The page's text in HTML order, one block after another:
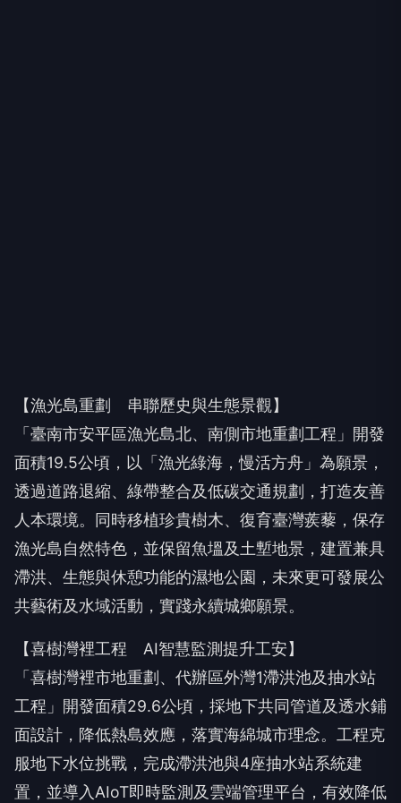
【漁光島重劃 串聯歷史與生態景觀】
「臺南市安平區漁光島北、南側市地重劃工程」開發
面積19.5公頃，以「漁光綠海，慢活方舟」為願景，
透過道路退縮、綠帶整合及低碳交通規劃，打造友善
人本環境。同時移植珍貴樹木、復育臺灣蒺藜，保存
漁光島自然特色，並保留魚塭及土塹地景，建置兼具
滯洪、生態與休憩功能的濕地公園，未來更可發展公
共藝術及水域活動，實踐永續城鄉願景。
【喜樹灣裡工程 AI智慧監測提升工安】
「喜樹灣裡市地重劃、代辦區外灣1滯洪池及抽水站
工程」開發面積29.6公頃，採地下共同管道及透水鋪
面設計，降低熱島效應，落實海綿城市理念。工程克
服地下水位挑戰，完成滯洪池與4座抽水站系統建
置，並導入AIoT即時監測及雲端管理平台，有效降低